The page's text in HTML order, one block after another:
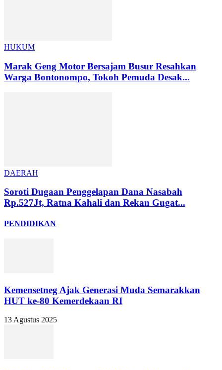
HUKUM
Marak Geng Motor Bersajam Busur Resahkan
Warga Bontonompo, Tokoh Pemuda Desak...
DAERAH
Soroti Dugaan Penggelapan Dana Nasabah
Rp.527Jt, Ratna Kahali dan Rekan Gugat...
PENDIDIKAN
Kemensetneg Ajak Generasi Muda Semarakkan
HUT ke-80 Kemerdekaan RI
13 Agustus 2025